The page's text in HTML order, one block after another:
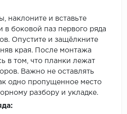
наклоните и вставьте
в боковой паз первого ряда
Опустите и защёлкните
края. После монтажа
в том, что планки лежат
Важно не оставлять
одно пропущенное место
разбору и укладке.